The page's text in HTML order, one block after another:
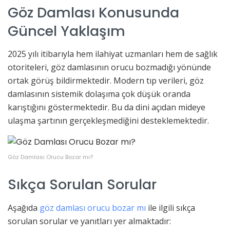
Göz Damlası Konusunda
Güncel Yaklaşım
2025 yılı itibarıyla hem ilahiyat uzmanları hem de sağlık
otoriteleri, göz damlasının orucu bozmadığı yönünde
ortak görüş bildirmektedir. Modern tıp verileri, göz
damlasının sistemik dolaşıma çok düşük oranda
karıştığını göstermektedir. Bu da dini açıdan mideye
ulaşma şartının gerçekleşmediğini desteklemektedir.
Göz Damlası Orucu Bozar mı?
Sıkça Sorulan Sorular
Aşağıda göz damlası orucu bozar mı ile ilgili sıkça
sorulan sorular ve yanıtları yer almaktadır: